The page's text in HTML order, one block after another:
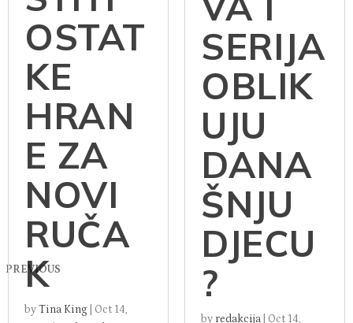
PREVIOUS
OSTAT
KE
HRAN
E ZA
NOVI
RUČA
K
byTina King
Oct 14,
SERIJA
OBLIK
UJU
DANA
ŠNJU
DJECU
?
by redakcija Oct 14,